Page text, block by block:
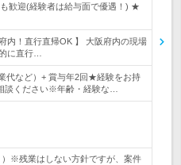
歓迎(経験者は給与面で優遇！) ★
内！直行直帰OK 】 大阪府内の現場
に直行…
代など）+ 賞与年2回★経験をお持
談ください※年齢・経験な…
※残業はしない方針ですが、案件